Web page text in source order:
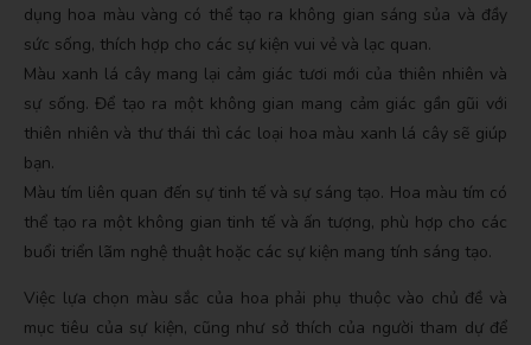
dụng hoa màu vàng có thể tạo ra không gian sáng sủa và đầy
sức sống, thích hợp cho các sự kiện vui vẻ và lạc quan.
Màu xanh lá cây mang lại cảm giác tươi mới của thiên nhiên và
sự sống. Để tạo ra một không gian mang cảm giác gần gũi với
thiên nhiên và thư thái thì các loại hoa màu xanh lá cây sẽ giúp
bạn.
Màu tím liên quan đến sự tinh tế và sự sáng tạo. Hoa màu tím có
thể tạo ra một không gian tinh tế và ấn tượng, phù hợp cho các
buổi triển lãm nghệ thuật hoặc các sự kiện mang tính sáng tạo.
Việc lựa chọn màu sắc của hoa phải phụ thuộc vào chủ đề và
mục tiêu của sự kiện, cũng như sở thích của người tham dự để